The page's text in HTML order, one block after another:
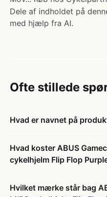
Dele af indholdet på
med hjælp fra AI.
Ofte stillede
Hvad er navnet på
Hvad koster ABUS
cykelhjelm Flip Flop
Hvilket mærke står bag